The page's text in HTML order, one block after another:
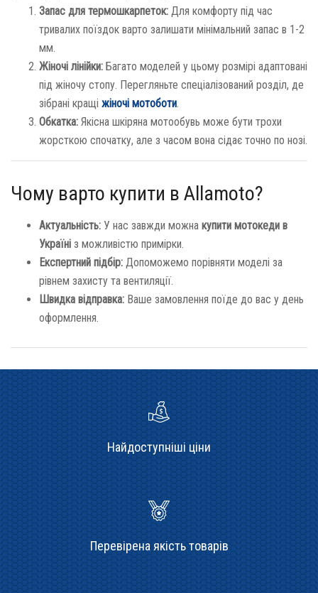
Запас для термошкарпеток: Для комфорту під час
тривалих поїздок варто залишати мінімальний запас в 1-2
мм.
Жіночі лінійки: Багато моделей у цьому розмірі адаптовані
під жіночу стопу. Перегляньте спеціалізований розділ, де
зібрані кращі жіночі мотоботи.
Обкатка: Якісна шкіряна мотообувь може бути трохи
жорсткою спочатку, але з часом вона сідає точно по нозі.
Чому варто купити в Allamoto?
Актуальність: У нас завжди можна купити мотокеди в
Україні з можливістю примірки.
Експертний підбір: Допоможемо порівняти моделі за
рівнем захисту та вентиляції.
Швидка відправка: Ваше замовлення поїде до вас у день
оформлення.
Найдоступніші ціни
Перевірена якість товарів